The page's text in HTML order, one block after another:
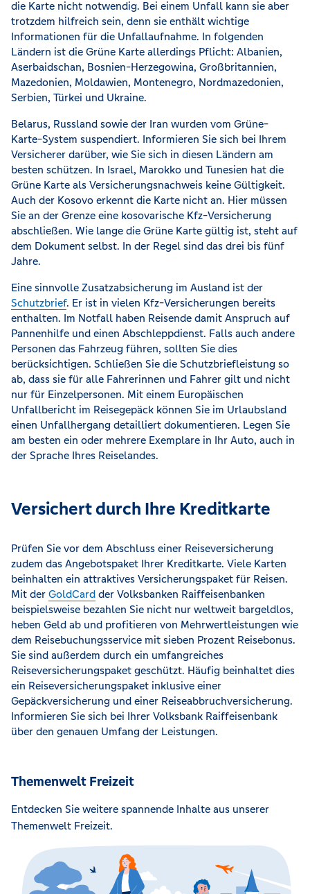
die Karte nicht notwendig. Bei einem Unfall kann sie aber
trotzdem hilfreich sein, denn sie enthält wichtige
Informationen für die Unfallaufnahme. In folgenden
Ländern ist die Grüne Karte allerdings Pflicht: Albanien,
Aserbaidschan, Bosnien-Herzegowina, Großbritannien,
Mazedonien, Moldawien, Montenegro, Nordmazedonien,
Serbien, Türkei und Ukraine.
Belarus, Russland sowie der Iran wurden vom Grüne-
Karte-System suspendiert. Informieren Sie sich bei Ihrem
Versicherer darüber, wie Sie sich in diesen Ländern am
besten schützen. In Israel, Marokko und Tunesien hat die
Grüne Karte als Versicherungsnachweis keine Gültigkeit.
Auch der Kosovo erkennt die Karte nicht an. Hier müssen
Sie an der Grenze eine kosovarische Kfz-Versicherung
abschließen. Wie lange die Grüne Karte gültig ist, steht auf
dem Dokument selbst. In der Regel sind das drei bis fünf
Jahre.
Eine sinnvolle Zusatzabsicherung im Ausland ist der
Schutzbrief. Er ist in vielen Kfz-Versicherungen bereits
enthalten. Im Notfall haben Reisende damit Anspruch auf
Pannenhilfe und einen Abschleppdienst. Falls auch andere
Personen das Fahrzeug führen, sollten Sie dies
berücksichtigen. Schließen Sie die Schutzbriefleistung so
ab, dass sie für alle Fahrerinnen und Fahrer gilt und nicht
nur für Einzelpersonen. Mit einem Europäischen
Unfallbericht im Reisegepäck können Sie im Urlaubsland
einen Unfallhergang detailliert dokumentieren. Legen Sie
am besten ein oder mehrere Exemplare in Ihr Auto, auch in
der Sprache Ihres Reiselandes.
Versichert durch Ihre Kreditkarte
Prüfen Sie vor dem Abschluss einer Reiseversicherung
zudem das Angebotspaket Ihrer Kreditkarte. Viele Karten
beinhalten ein attraktives Versicherungspaket für Reisen.
Mit der GoldCard der Volksbanken Raiffeisenbanken
beispielsweise bezahlen Sie nicht nur weltweit bargeldlos,
heben Geld ab und profitieren von Mehrwertleistungen wie
dem Reisebuchungsservice mit sieben Prozent Reisebonus.
Sie sind außerdem durch ein umfangreiches
Reiseversicherungspaket geschützt. Häufig beinhaltet dies
ein Reiseversicherungspaket inklusive einer
Gepäckversicherung und einer Reiseabbruchversicherung.
Informieren Sie sich bei Ihrer Volksbank Raiffeisenbank
über den genauen Umfang der Leistungen.
Themenwelt Freizeit
Entdecken Sie weitere spannende Inhalte aus unserer
Themenwelt Freizeit.